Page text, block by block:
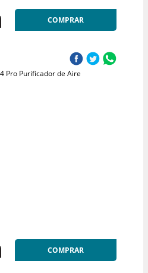
COMPRAR
Pro Purificador de Aire
COMPRAR